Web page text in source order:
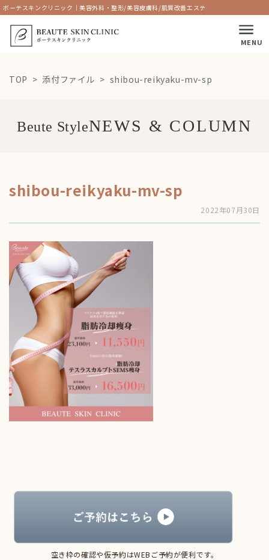
ボーテスキンクリニック｜美容外科・整形/美容皮膚科/肌質改善エステ
MENU
TOP 添付ファイル shibou-reikyaku-mv-sp
Beute Style
shibou-reikyaku-mv-sp
2022年07月30日
空き枠の確認や仮予約はWEBご予約が便利です。